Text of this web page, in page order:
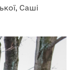
Саші